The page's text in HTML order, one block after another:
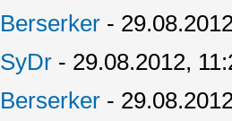
Berserker -
SyDr - 29.08.2012,
Berserker -